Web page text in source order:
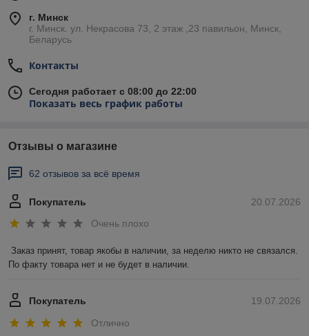
г. Минск
г. Минск. ул. Некрасова 73, 2 этаж ,23 павильон, Минск,
Беларусь
Контакты
Сегодня работает с 08:00 до 22:00
Показать весь график работы
Отзывы о магазине
62 отзывов за всё время
20.07.2026
Покупатель
Очень плохо
Заказ принят, товар якобы в наличии, за неделю никто не связался.
По факту товара нет и не будет в наличии.
19.07.2026
Покупатель
Отлично